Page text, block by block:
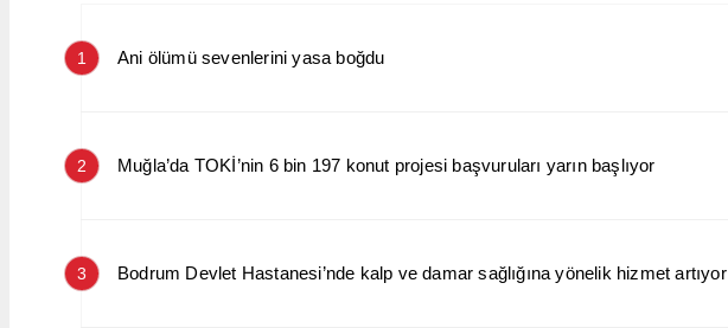
1 Ani ölümü sevenlerini yasa boğdu
2 Muğla’da TOKİ’nin 6 bin 197 konut projesi başvuruları yarın başlıyor
3 Bodrum Devlet Hastanesi’nde kalp ve damar sağlığına yönelik hizmet artıyor